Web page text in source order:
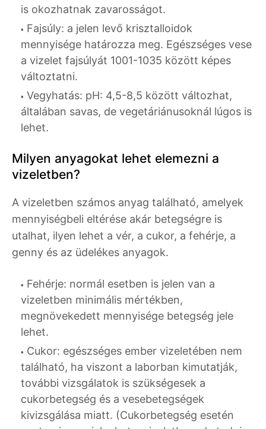
is okozhatnak zavarosságot.
Fajsúly: a jelen levő krisztalloidok
mennyisége határozza meg. Egészséges vese
a vizelet fajsúlyát 1001-1035 között képes
változtatni.
Vegyhatás: pH: 4,5-8,5 között változhat,
általában savas, de vegetáriánusoknál lúgos is
lehet.
Milyen anyagokat lehet elemezni a
vizeletben?
A vizeletben számos anyag található, amelyek
mennyiségbeli eltérése akár betegségre is
utalhat, ilyen lehet a vér, a cukor, a fehérje, a
genny és az üdelékes anyagok.
Fehérje: normál esetben is jelen van a
vizeletben minimális mértékben,
megnövekedett mennyisége betegség jele
lehet.
Cukor: egészséges ember vizeletében nem
található, ha viszont a laborban kimutatják,
további vizsgálatok is szükségesek a
cukorbetegség és a vesebetegségek
kivizsgálása miatt. (Cukorbetegség esetén